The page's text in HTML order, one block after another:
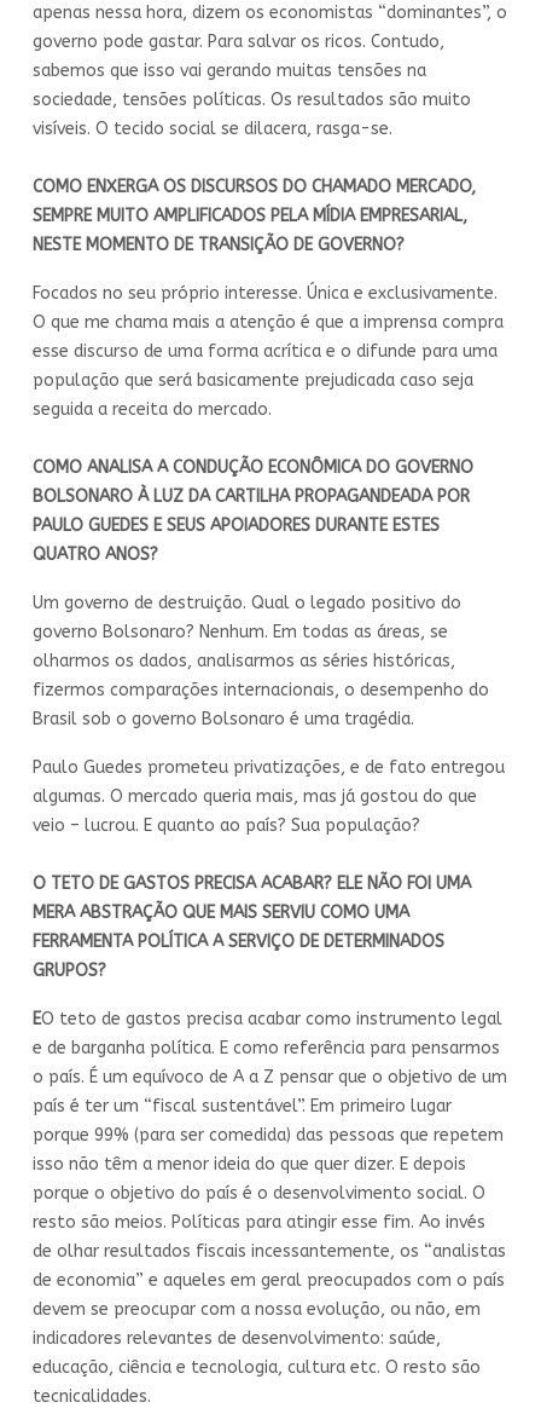
apenas nessa hora, dizem os economistas “dominantes”, o
governo pode gastar. Para salvar os ricos. Contudo,
sabemos que isso vai gerando muitas tensões na
sociedade, tensões políticas. Os resultados são muito
visíveis. O tecido social se dilacera, rasga-se.
COMO ENXERGA OS DISCURSOS DO CHAMADO MERCADO,
SEMPRE MUITO AMPLIFICADOS PELA MÍDIA EMPRESARIAL,
NESTE MOMENTO DE TRANSIÇÃO DE GOVERNO?
Focados no seu próprio interesse. Única e exclusivamente.
O que me chama mais a atenção é que a imprensa compra
esse discurso de uma forma acrítica e o difunde para uma
população que será basicamente prejudicada caso seja
seguida a receita do mercado.
COMO ANALISA A CONDUÇÃO ECONÔMICA DO GOVERNO
BOLSONARO À LUZ DA CARTILHA PROPAGANDEADA POR
PAULO GUEDES E SEUS APOIADORES DURANTE ESTES
QUATRO ANOS?
Um governo de destruição. Qual o legado positivo do
governo Bolsonaro? Nenhum. Em todas as áreas, se
olharmos os dados, analisarmos as séries históricas,
fizermos comparações internacionais, o desempenho do
Brasil sob o governo Bolsonaro é uma tragédia.
Paulo Guedes prometeu privatizações, e de fato entregou
algumas. O mercado queria mais, mas já gostou do que
veio – lucrou. E quanto ao país? Sua população?
O TETO DE GASTOS PRECISA ACABAR? ELE NÃO FOI UMA
MERA ABSTRAÇÃO QUE MAIS SERVIU COMO UMA
FERRAMENTA POLÍTICA A SERVIÇO DE DETERMINADOS
GRUPOS?
EO teto de gastos precisa acabar como instrumento legal
e de barganha política. E como referência para pensarmos
o país. É um equívoco de A a Z pensar que o objetivo de um
país é ter um “fiscal sustentável”. Em primeiro lugar
porque 99% (para ser comedida) das pessoas que repetem
isso não têm a menor ideia do que quer dizer. E depois
porque o objetivo do país é o desenvolvimento social. O
resto são meios. Políticas para atingir esse fim. Ao invés
de olhar resultados fiscais incessantemente, os “analistas
de economia” e aqueles em geral preocupados com o país
devem se preocupar com a nossa evolução, ou não, em
indicadores relevantes de desenvolvimento: saúde,
educação, ciência e tecnologia, cultura etc. O resto são
tecnicalidades.